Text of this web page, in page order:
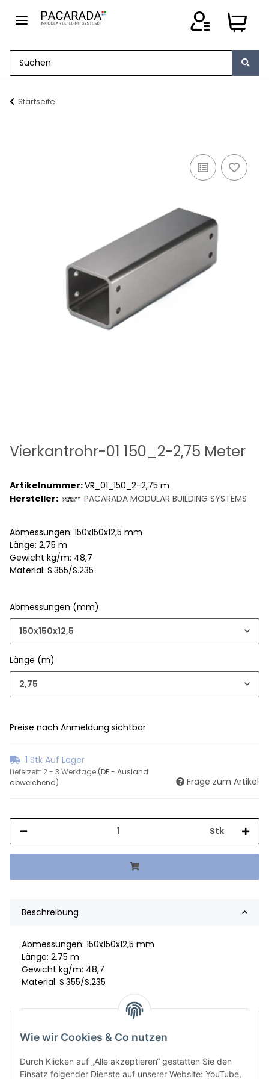
Startseite
Vierkantrohr-01 150_2-2,75 Meter
Artikelnummer:VR_01_150_2-2,75 m
Hersteller:
PACARADA MODULAR BUILDING SYSTEMS
Abmessungen: 150x150x12,5 mm
Länge: 2,75 m
Gewicht kg/m: 48,7
Material: S.355/S.235
Abmessungen (mm)
150x150x12,5
Länge (m)
2,75
Preise nach Anmeldung sichtbar
1 Stk Auf Lager
Lieferzeit: 2 - 3 Werktage (DE - Ausland
abweichend)
Frage zum Artikel
Stk
Beschreibung
Abmessungen: 150x150x12,5 mm
Länge: 2,75 m
Gewicht kg/m: 48,7
Material: S.355/S.235
133,93
Wie wir Cookies & Co nutzen
Durch Klicken auf „Alle akzeptieren“ gestatten Sie den
Einsatz folgender Dienste auf unserer Website: YouTube,